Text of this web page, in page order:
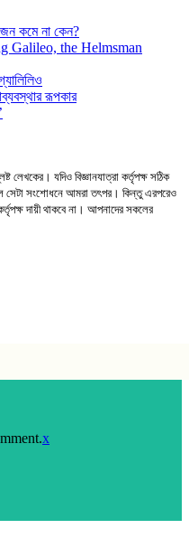
কমে না কেন?
Galileo, the Helmsman
রূপকার
লেখকের। যদিও বিজ্ঞানযাত্রা কর্তৃপক্ষ সঠিক
সেটা সংশোধনে আমরা তৎপর। কিন্তু এরপরেও
দায়ী থাকবে না। আপনাদের সকলের
x